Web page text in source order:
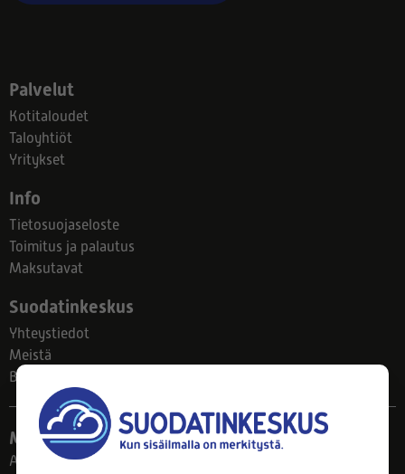
Palvelut
Kotitaloudet
Taloyhtiöt
Yritykset
Info
Tietosuojaseloste
Toimitus ja palautus
Maksutavat
Suodatinkeskus
Yhteystiedot
Meistä
Blogi
Myymälä
Ahlmanintie 61